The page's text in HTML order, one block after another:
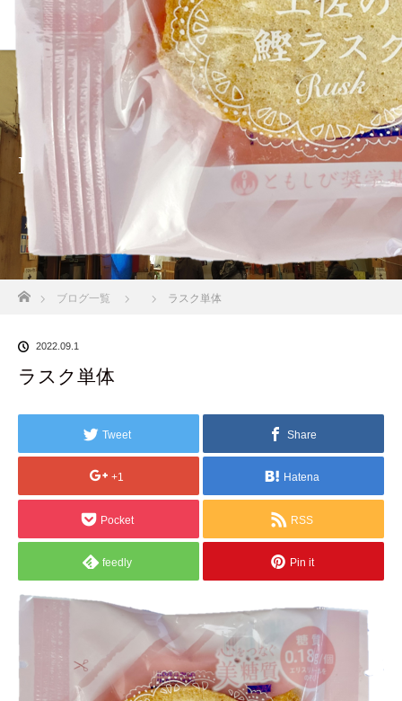
BLOG
ブログ一覧 ラスク単体
2022.09.1
ラスク単体
Tweet Share
+1 Hatena
Pocket RSS
feedly Pin it